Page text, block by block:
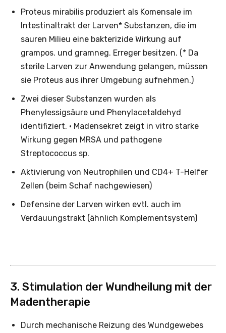
Proteus mirabilis produziert als Komensale im
Intestinaltrakt der Larven* Substanzen, die im
sauren Milieu eine bakterizide Wirkung auf
grampos. und gramneg. Erreger besitzen. (* Da
sterile Larven zur Anwendung gelangen, müssen
sie Proteus aus ihrer Umgebung aufnehmen.)
Zwei dieser Substanzen wurden als
Phenylessigsäure und Phenylacetaldehyd
identifiziert. · Madensekret zeigt in vitro starke
Wirkung gegen MRSA und pathogene
Streptococcus sp.
Aktivierung von Neutrophilen und CD4+ T-Helfer
Zellen (beim Schaf nachgewiesen)
Defensine der Larven wirken evtl. auch im
Verdauungstrakt (ähnlich Komplementsystem)
3. Stimulation der Wundheilung mit der
Madentherapie
Durch mechanische Reizung des Wundgewebes